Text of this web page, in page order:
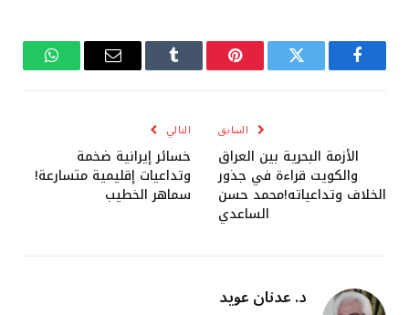
فيسبوك تويتر بينتيريستTumblr
البريد
واتساب
السابق
الأزمة البحرية بين العراق
والكويت قراءة في جذور
الخلاف وتداعياته!محمد حسن
الساعدي
التالي
خسائر إيرانية ضخمة
وتداعيات إقليمية متسارعة!
سماهر الخطيب
د. عدنان عويد